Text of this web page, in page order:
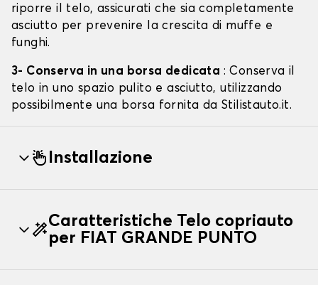
riporre il telo, assicurati che sia completamente
asciutto per prevenire la crescita di muffe e
funghi.
3- Conserva in una borsa dedicata : Conserva il
telo in uno spazio pulito e asciutto, utilizzando
possibilmente una borsa fornita da Stilistauto.it.
Installazione
Caratteristiche Telo copriauto
per FIAT GRANDE PUNTO